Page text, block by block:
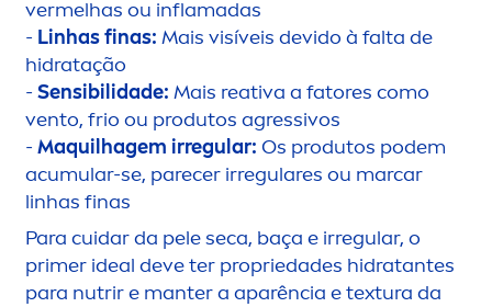
vermelhas ou inflamadas
- Linhas finas: Mais visíveis devido à falta de
hidratação
- Sensibilidade: Mais reativa a fatores como
vento, frio ou produtos agressivos
- Maquilhagem irregular: Os produtos podem
acumular-se, parecer irregulares ou marcar
linhas finas
Para cuidar da pele seca, baça e irregular, o
primer ideal deve ter propriedades hidratantes
para nutrir e manter a aparência e textura da